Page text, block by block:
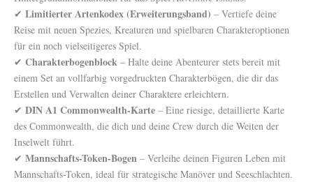
✔ Limitierter Artenkodex (Erweiterungsband) – Vertiefe deine
Reise mit neuen Spezies, Kreaturen und spielbaren Charakteroptionen
für ein noch vielseitigeres Spiel.
✔ Charakterbogenblock – Halte deine Abenteurer stets bereit mit
einem Set an vollfarbig vorgedruckten Charakterbögen, die dir das
Erstellen und Verwalten deiner Charaktere erleichtern.
✔ DIN A1 Commonwealth-Karte – Eine riesige, detaillierte Karte
des Commonwealth, die dich und deine Crew durch die Weiten der
Inselwelt führt.
✔ Mannschafts-Token-Bogen – Verleihe deinen Figuren Leben mit
Mannschafts-Token, ideal für strategische Manöver und Seeschlachten.